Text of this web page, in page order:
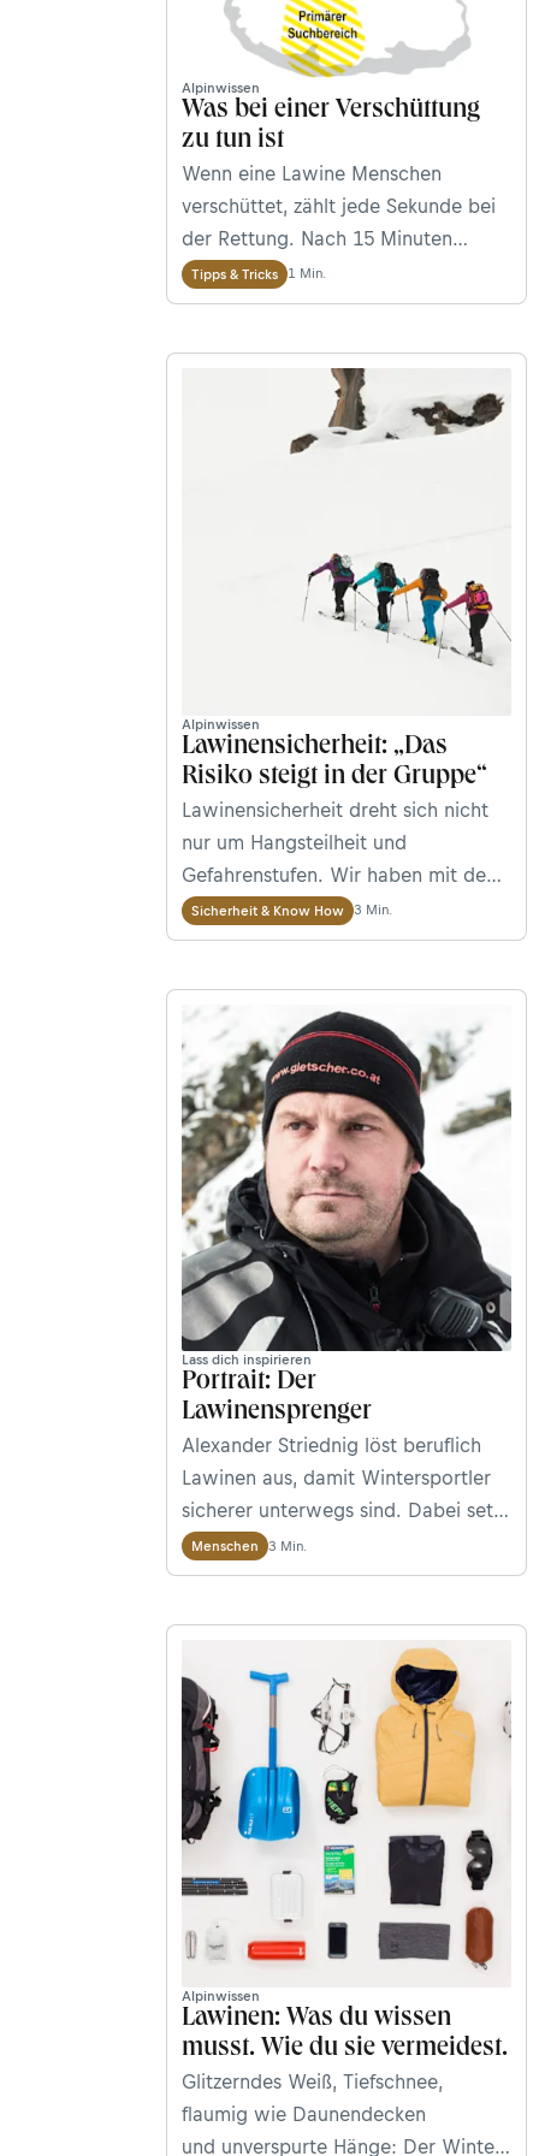
Alpinwissen
Was bei einer Verschüttung
zu tun ist
Wenn eine Lawine Menschen
verschüttet, zählt jede Sekunde bei
der Rettung. Nach 15 Minuten
sinken die Überlebenschancen
drastisch. Eine Checkliste, wie man
Tipps & Tricks 1 Min.
Alpinwissen
Lawinensicherheit: „Das
Risiko steigt in der Gruppe“
Lawinensicherheit dreht sich nicht
nur um Hangsteilheit und
Gefahrenstufen. Wir haben mit den
Sicherheitsexperten Peter
Gebetsberger und Martin Edlinger
über den „Risikofaktor Mensch“
gesprochen.
Sicherheit & Know How 3 Min.
Lass dich inspirieren
Portrait: Der
Lawinensprenger
Alexander Striednig löst beruflich
Lawinen aus, damit Wintersportler
sicherer unterwegs sind. Dabei setzt
er manchmal auch sein eigenes
Leben für andere aufs Spiel.
Menschen 3 Min.
Alpinwissen
Lawinen: Was du wissen
musst. Wie du sie vermeidest.
Glitzerndes Weiß, Tiefschnee,
flaumig wie Daunendecken
und unverspurte Hänge: Der Winter